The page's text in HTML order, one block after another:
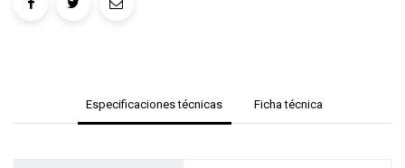
Especificaciones técnicas Ficha técnica